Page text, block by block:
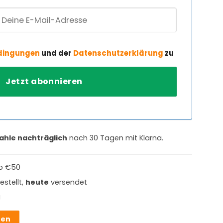
und der Datenschutzerklärung zu
nachträglich nach 30 Tagen mit Klarna.
€50
heute versendet